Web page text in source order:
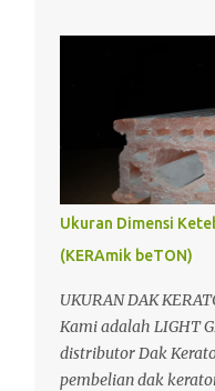
Harga Satuan
m2 10 ,000.00
Salatiga Ambarawa
Purworejo
Rembang Grobogan
Kendal dan Jawa
088802725212 /
081325157177 PIN
perusahaan yang
Distributor, Suplier,
Kontraktor bahan
Yogyakarta. Dimana
berusaha
Ukuran Dimensi
(KERAmik beTON)
UKURAN DAK
Kami adalah LIGHT
distributor Dak
pembelian dak